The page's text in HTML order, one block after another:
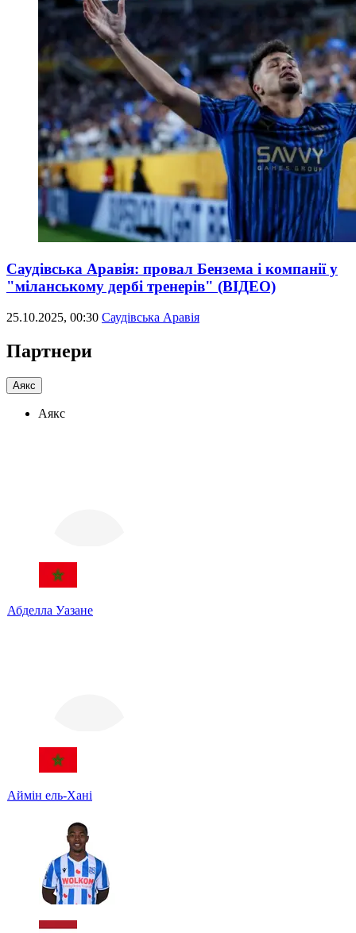
Саудівська Аравія: провал Бензема і компанії у
"міланському дербі тренерів" (ВІДЕО)
25.10.2025, 00:30 Саудівська Аравія
Партнери
Аякс
Аякс
Абделла Уазане
Аймін ель-Хані